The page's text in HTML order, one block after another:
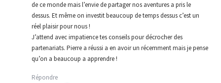
de ce monde mais l’envie de partager nos aventures a pris le
dessus. Et même on investit beaucoup de temps dessus c’est un
réel plaisir pour nous !
J’attend avec impatience tes conseils pour décrocher des
partenariats. Pierre a réussi a en avoir un récemment mais je pense
qu’on a beaucoup a apprendre !
Répondre